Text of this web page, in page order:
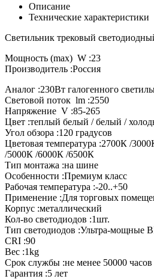
Описание
Технические характеристики
Светильник трековый
Мощность (max) W :23
Производитель :Россия
Аналог :230Вт галогенного
Световой поток lm :2550
Напряжение V :85-265
Цвет :теплый белый / белый /
Угол обзора :120 градусов
Цветовая температура :2700К /
/5000К /6000К /6500К
Тип монтажа :на шине
Особенности :Премиум класс
Рабочая температура :-20..+50
Применение :Для торговых
Корпус :металлический
Кол-во светодиодов :1шт.
Тип светодиодов :Ультра-мощные
CRI :90
Вес :1kg
Срок службы :не менее 50000 часов
Гарантия :5 лет